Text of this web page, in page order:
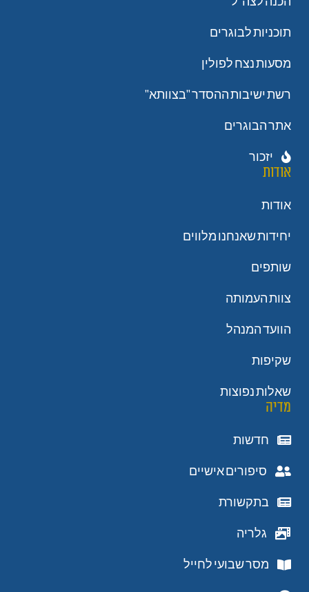
תוכניות לבוגרים
מסעות נצח לפולין
רשת ישיבות ההסדר "בצוותא"
אתר הבוגרים
יזכור
אודות
אודות
יחידות שאנחנו מלווים
שותפים
צוות העמותה
הוועד המנהל
שקיפות
שאלות נפוצות
מדיה
חדשות
סיפורים אישיים
בתקשורת
גלריה
מסר שבועי לחייל